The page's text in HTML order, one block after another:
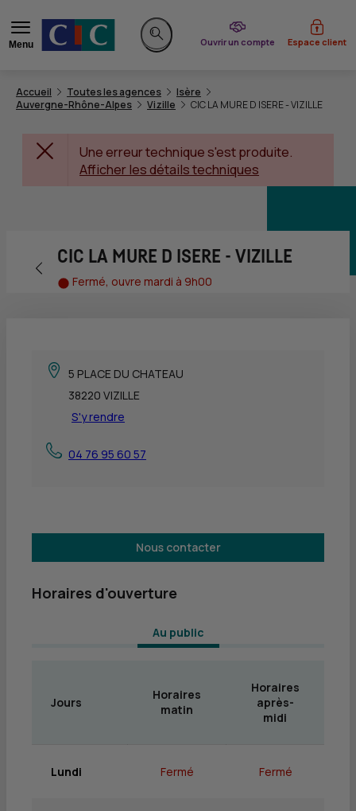
Menu
Rechercher sur le site
Ouvrir un compte
du CIC Espace client
Accueil Toutes les agences
Isère
Auvergne-Rhône-Alpes
Vizille CIC LA MURE D ISERE - VIZILLE
Une erreur technique s'est produite.
Afficher les détails techniques
Retour vers la page précédente
CIC LA MURE D ISERE - VIZILLE
Fermé, ouvre mardi à 9h00
5 PLACE DU CHATEAU
38220 VIZILLE
S'y rendre
04 76 95 60 57
Nous contacter
Horaires d'ouverture
Au public
Jours
Horaires
matin
Horaires
après-
midi
Lundi Fermé Fermé